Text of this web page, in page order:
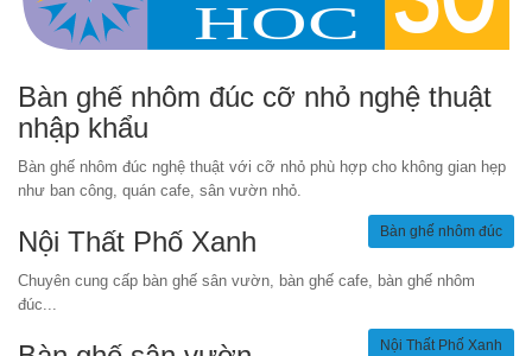
Bàn ghế nhôm đúc cỡ nhỏ nghệ thuật
nhập khẩu
Bàn ghế nhôm đúc nghệ thuật với cỡ nhỏ phù hợp cho không gian hẹp
như ban công, quán cafe, sân vườn nhỏ.
Bàn ghế nhôm đúc
Nội Thất Phố Xanh
Chuyên cung cấp bàn ghế sân vườn, bàn ghế cafe, bàn ghế nhôm
đúc...
Nội Thất Phố Xanh